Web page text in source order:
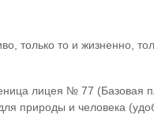
только то и жизненно,
лицея № 77
природы и человека